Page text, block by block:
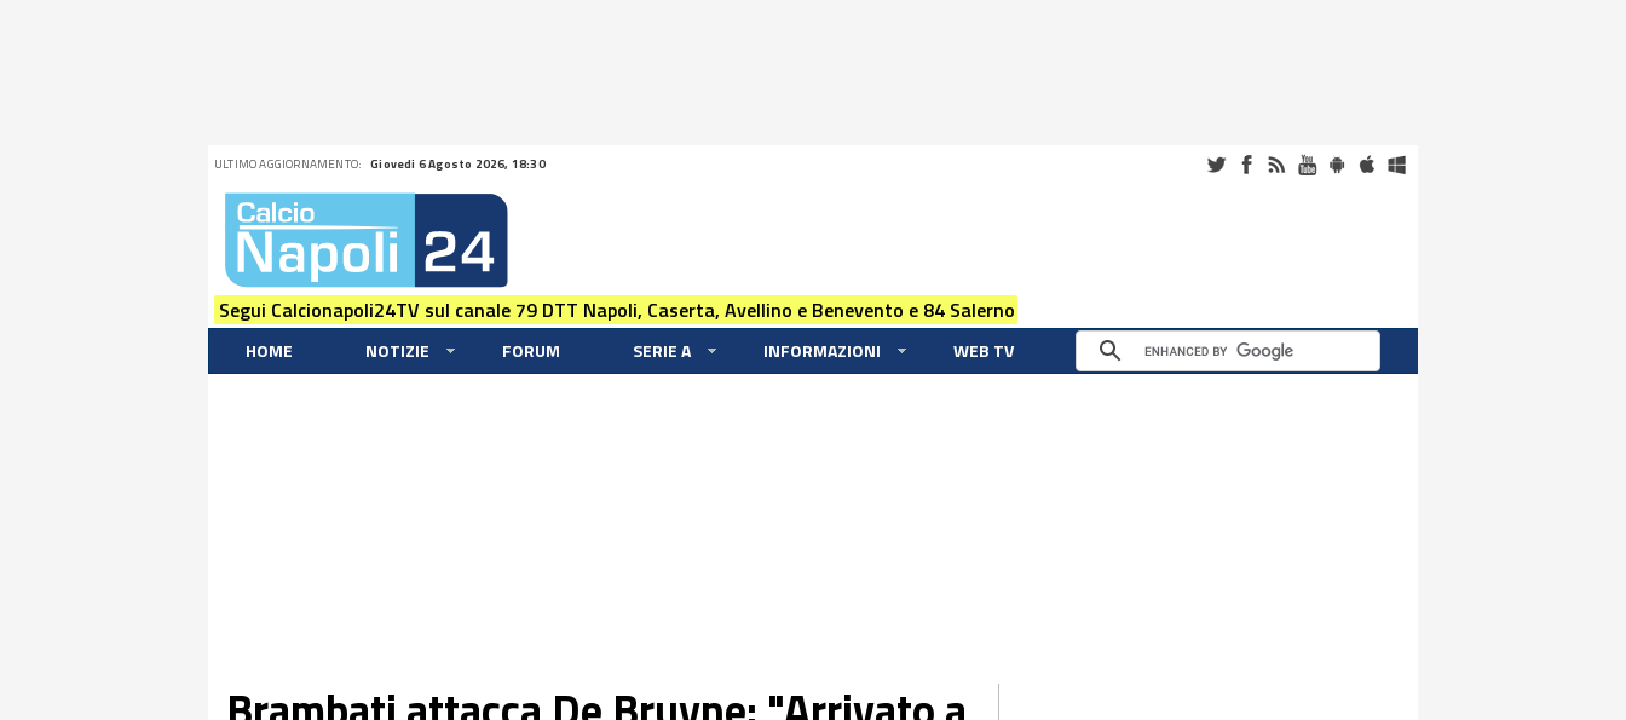
ULTIMO AGGIORNAMENTO: Giovedi 6 Agosto 2026, 18:30
Segui Calcionapoli24TV sul canale 79 DTT Napoli, Caserta, Avellino e Benevento e 84 Salerno
HOME NOTIZIE FORUM SERIE A INFORMAZIONI WEB TV